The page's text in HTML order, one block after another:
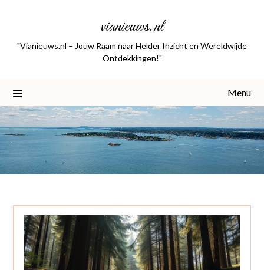
vianieuws.nl
"Vianieuws.nl – Jouw Raam naar Helder Inzicht en Wereldwijde
Ontdekkingen!"
Menu